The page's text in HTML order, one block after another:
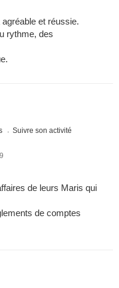
et réussie.
rythme, des
Suivre son activité
de leurs Maris qui
de comptes